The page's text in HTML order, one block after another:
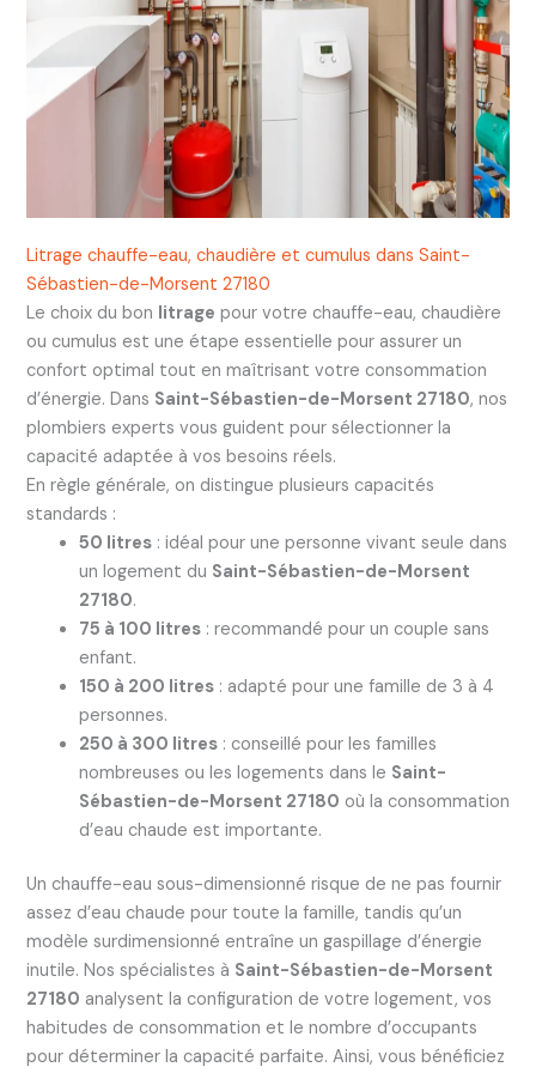
Litrage chauffe-eau, chaudière et cumulus dans Saint-
Sébastien-de-Morsent 27180
Le choix du bon litrage pour votre chauffe-eau, chaudière
ou cumulus est une étape essentielle pour assurer un
confort optimal tout en maîtrisant votre consommation
d’énergie. Dans Saint-Sébastien-de-Morsent 27180, nos
plombiers experts vous guident pour sélectionner la
capacité adaptée à vos besoins réels.
En règle générale, on distingue plusieurs capacités
standards :
50 litres: idéal pour une personne vivant seule dans
un logement du Saint-Sébastien-de-Morsent
27180.
75 à 100 litres: recommandé pour un couple sans
enfant.
150 à 200 litres: adapté pour une famille de 3 à 4
personnes.
250 à 300 litres: conseillé pour les familles
nombreuses ou les logements dans le Saint-
Sébastien-de-Morsent 27180 où la consommation
d’eau chaude est importante.
Un chauffe-eau sous-dimensionné risque de ne pas fournir
assez d’eau chaude pour toute la famille, tandis qu’un
modèle surdimensionné entraîne un gaspillage d’énergie
inutile. Nos spécialistes à Saint-Sébastien-de-Morsent
27180 analysent la configuration de votre logement, vos
habitudes de consommation et le nombre d’occupants
pour déterminer la capacité parfaite. Ainsi, vous bénéficiez